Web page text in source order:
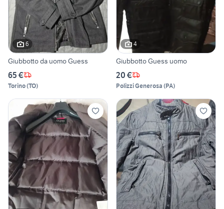
6
Giubbotto da uomo Guess
65 €
Torino(TO)
4
Giubbotto Guess uomo
20 €
Polizzi Generosa (PA)